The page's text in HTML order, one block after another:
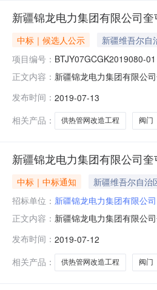
新疆锦龙电力集团有限公司
中标｜候选人公示
新疆维吾尔自
项目编号： BTJY07GCGK2019080-01
正文内容： 新疆锦龙电力集团有限公
通流体科技有限公司投标
投标
发布时间： 2019-07-13
相关产品：
供热管网改造工程 阀门
新疆锦龙电力集团有限公司
中标｜中标通知
新疆维吾尔自治
招标单位： 新疆锦龙电力集团有限公司
正文内容： 新疆锦龙电力集团有限公
整小写593206.00元投标
工期30日历天建
发布时间： 2019-07-12
相关产品：
供热管网改造工程 阀门